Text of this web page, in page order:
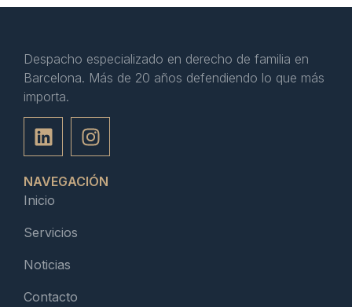
Despacho especializado en derecho de familia en
Barcelona. Más de 20 años defendiendo lo que más
importa.
NAVEGACIÓN
Inicio
Servicios
Noticias
Contacto